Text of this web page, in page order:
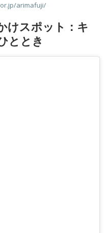
arimafuji/
けスポット：キ
ととき